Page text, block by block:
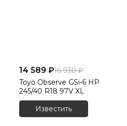
14 589 ₽16 930 ₽
Toyo Observe GSi-6 HP
245/40 R18 97V XL
Известить